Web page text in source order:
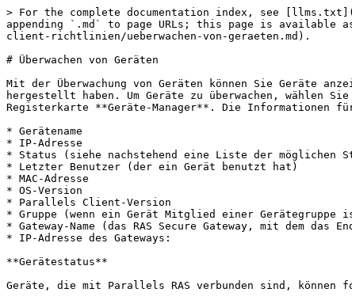
> For the complete documentation index, see
appending `.md` to page URLs; this page is available
client-richtlinien/ueberwachen-von-geraeten.md).
# Überwachen von Geräten
Mit der Überwachung von Geräten können Sie Geräte
hergestellt haben. Um Geräte zu überwachen, wählen
Registerkarte **Geräte-Manager**. Die Informationen
* Gerätename
* IP-Adresse
* Status (siehe nachstehend eine Liste der möglichen
* Letzter Benutzer (der ein Gerät benutzt hat)
* MAC-Adresse
* OS-Version
* Parallels Client-Version
* Gruppe (wenn ein Gerät Mitglied einer Gerätegruppe
* Gateway-Name (das RAS Secure Gateway, mit dem das
* IP-Adresse des Gateways:
**Gerätestatus**
Geräte, die mit Parallels RAS verbunden sind, können